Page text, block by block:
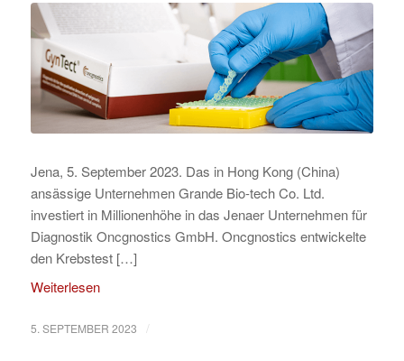
Jena, 5. September 2023. Das in Hong Kong (China)
ansässige Unternehmen Grande Bio-tech Co. Ltd.
investiert in Millionenhöhe in das Jenaer Unternehmen für
Diagnostik Oncgnostics GmbH. Oncgnostics entwickelte
den Krebstest […]
Weiterlesen
5. SEPTEMBER 2023 /